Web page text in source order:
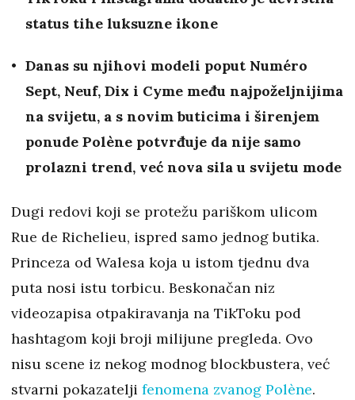
status tihe luksuzne ikone
Danas su njihovi modeli poput Numéro
Sept, Neuf, Dix i Cyme među najpoželjnijima
na svijetu, a s novim buticima i širenjem
ponude Polène potvrđuje da nije samo
prolazni trend, već nova sila u svijetu mode
Dugi redovi koji se protežu pariškom ulicom
Rue de Richelieu, ispred samo jednog butika.
Princeza od Walesa koja u istom tjednu dva
puta nosi istu torbicu. Beskonačan niz
videozapisa otpakiravanja na TikToku pod
hashtagom koji broji milijune pregleda. Ovo
nisu scene iz nekog modnog blockbustera, već
stvarni pokazatelji fenomena zvanog Polène.